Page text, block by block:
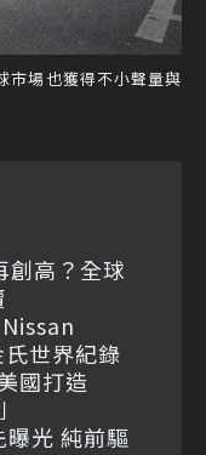
市場也獲得不小聲量與
創高？全球
世界紀錄
國打造
光 純前驅